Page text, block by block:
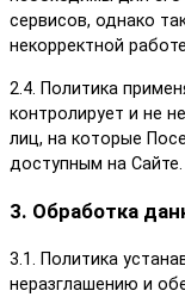
сервисов, однако
некорректной
2.4. Политика
контролирует и не
лиц, на которые
доступным на Сайте.
3. Обработка
3.1. Политика
неразглашению и